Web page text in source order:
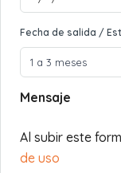
Fecha de salida /
Mensaje
Al subir este
de uso